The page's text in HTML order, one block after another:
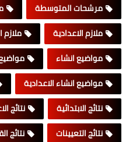
مرشحات المتوسطة
ملازم الاعدادية
مواضيع انشاء
مواضيع
مواضيع انشاء الاعدادية
نتائج الابتدائية
نتائج
نتائج التعيينات
نتائج